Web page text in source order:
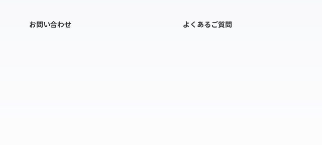
お問い合わせ よくあるご質問